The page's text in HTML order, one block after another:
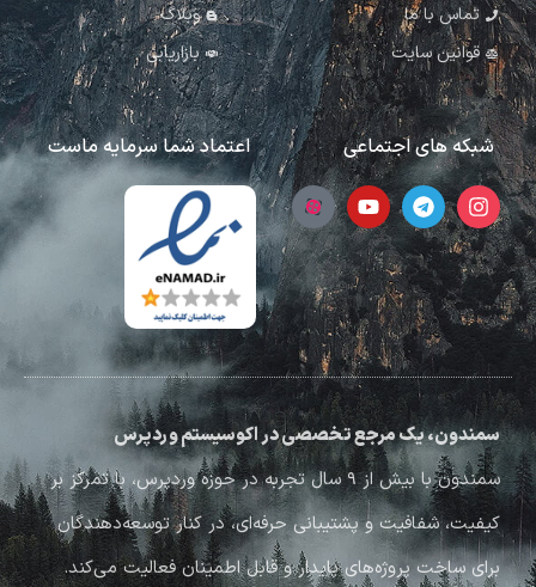
تماس با ما
قوانین سایت
وبلاگ
بازاریابی
شبکه های اجتماعی اعتماد شما سرمایه ماست
سمندون، یک مرجع تخصصی در اکوسیستم وردپرس
سمندون با بیش از ۹ سال تجربه در حوزه وردپرس، با تمرکز بر
کیفیت، شفافیت و پشتیبانی حرفه‌ای، در کنار توسعه‌دهندگان
برای ساخت پروژه‌های پایدار و قابل اطمینان فعالیت می‌کند.